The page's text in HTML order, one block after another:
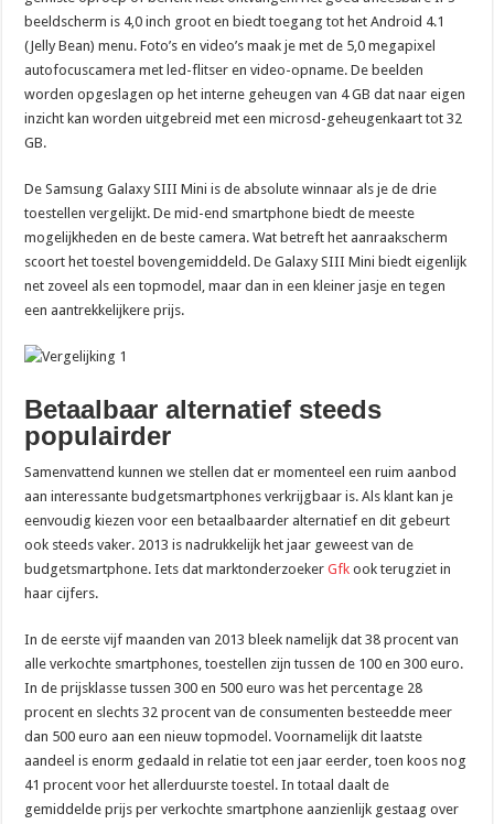
beeldscherm is 4,0 inch groot en biedt toegang tot het Android 4.1
(Jelly Bean) menu. Foto’s en video’s maak je met de 5,0 megapixel
autofocuscamera met led-flitser en video-opname. De beelden
worden opgeslagen op het interne geheugen van 4 GB dat naar eigen
inzicht kan worden uitgebreid met een microsd-geheugenkaart tot 32
GB.
De Samsung Galaxy SIII Mini is de absolute winnaar als je de drie
toestellen vergelijkt. De mid-end smartphone biedt de meeste
mogelijkheden en de beste camera. Wat betreft het aanraakscherm
scoort het toestel bovengemiddeld. De Galaxy SIII Mini biedt eigenlijk
net zoveel als een topmodel, maar dan in een kleiner jasje en tegen
een aantrekkelijkere prijs.
Betaalbaar alternatief steeds
populairder
Samenvattend kunnen we stellen dat er momenteel een ruim aanbod
aan interessante budgetsmartphones verkrijgbaar is. Als klant kan je
eenvoudig kiezen voor een betaalbaarder alternatief en dit gebeurt
ook steeds vaker. 2013 is nadrukkelijk het jaar geweest van de
budgetsmartphone. Iets dat marktonderzoekerGfk ook terugziet in
haar cijfers.
In de eerste vijf maanden van 2013 bleek namelijk dat 38 procent van
alle verkochte smartphones, toestellen zijn tussen de 100 en 300 euro.
In de prijsklasse tussen 300 en 500 euro was het percentage 28
procent en slechts 32 procent van de consumenten besteedde meer
dan 500 euro aan een nieuw topmodel. Voornamelijk dit laatste
aandeel is enorm gedaald in relatie tot een jaar eerder, toen koos nog
41 procent voor het allerduurste toestel. In totaal daalt de
gemiddelde prijs per verkochte smartphone aanzienlijk gestaag over